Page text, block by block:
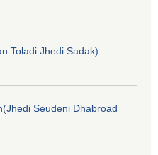
Toladi Jhedi Sadak)
Seudeni Dhabroad